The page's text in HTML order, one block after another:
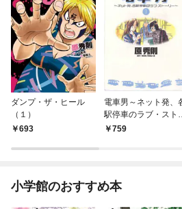
ダンプ・ザ・ヒール
（１）
693
電車男～ネット発、
駅停車のラブ・スト
リー～（１）
759
小学館のおすすめ本